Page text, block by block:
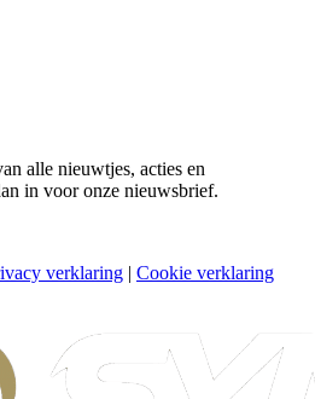
alle nieuwtjes, acties en
in voor onze nieuwsbrief.
verklaring | Cookie verklaring